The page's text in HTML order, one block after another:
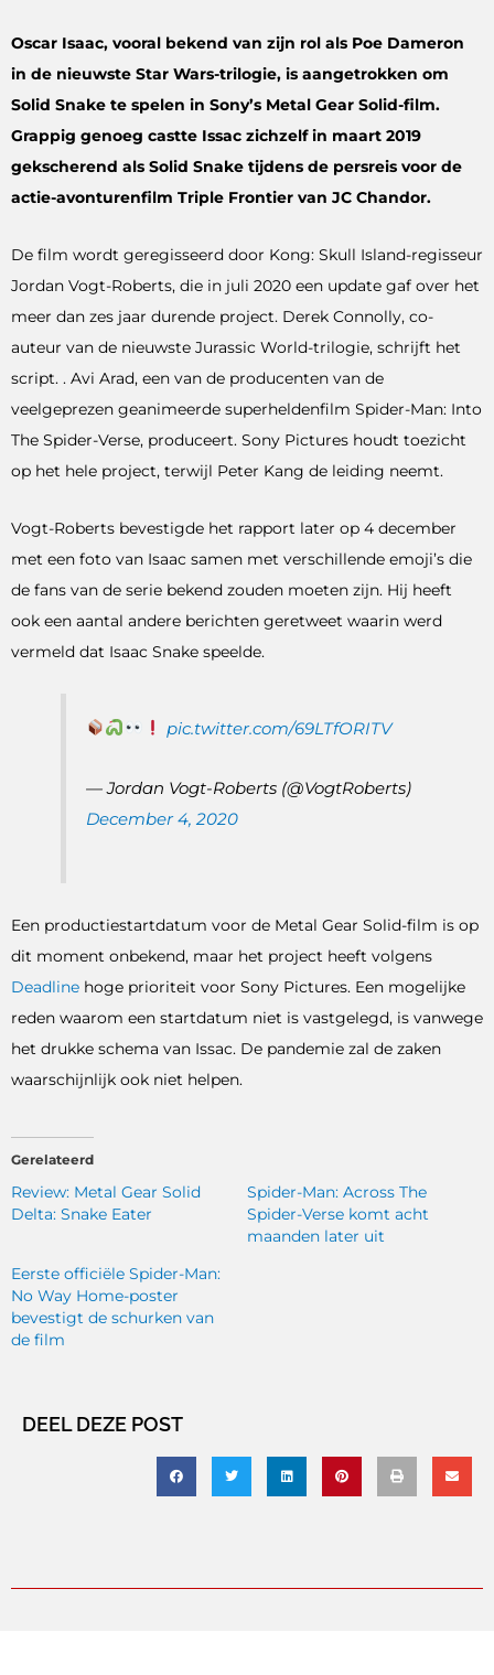
Oscar Isaac, vooral bekend van zijn rol als Poe Dameron
in de nieuwste Star Wars-trilogie, is aangetrokken om
Solid Snake te spelen in Sony’s Metal Gear Solid-film.
Grappig genoeg castte Issac zichzelf in maart 2019
gekscherend als Solid Snake tijdens de persreis voor de
actie-avonturenfilm Triple Frontier van JC Chandor.
De film wordt geregisseerd door Kong: Skull Island-regisseur
Jordan Vogt-Roberts, die in juli 2020 een update gaf over het
meer dan zes jaar durende project. Derek Connolly, co-
auteur van de nieuwste Jurassic World-trilogie, schrijft het
script. . Avi Arad, een van de producenten van de
veelgeprezen geanimeerde superheldenfilm Spider-Man: Into
The Spider-Verse, produceert. Sony Pictures houdt toezicht
op het hele project, terwijl Peter Kang de leiding neemt.
Vogt-Roberts bevestigde het rapport later op 4 december
met een foto van Isaac samen met verschillende emoji’s die
de fans van de serie bekend zouden moeten zijn. Hij heeft
ook een aantal andere berichten geretweet waarin werd
vermeld dat Isaac Snake speelde.
pic.twitter.com/69LTfORITV
— Jordan Vogt-Roberts (@VogtRoberts)
December 4, 2020
Een productiestartdatum voor de Metal Gear Solid-film is op
dit moment onbekend, maar het project heeft volgens
Deadline hoge prioriteit voor Sony Pictures. Een mogelijke
reden waarom een ​​startdatum niet is vastgelegd, is vanwege
het drukke schema van Issac. De pandemie zal de zaken
waarschijnlijk ook niet helpen.
Gerelateerd
Review: Metal Gear Solid
Delta: Snake Eater
Spider-Man: Across The
Spider-Verse komt acht
maanden later uit
Eerste officiële Spider-Man:
No Way Home-poster
bevestigt de schurken van
de film
DEEL DEZE POST